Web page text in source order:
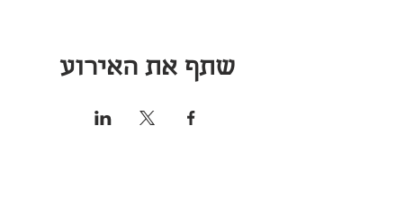
שתף את האירוע